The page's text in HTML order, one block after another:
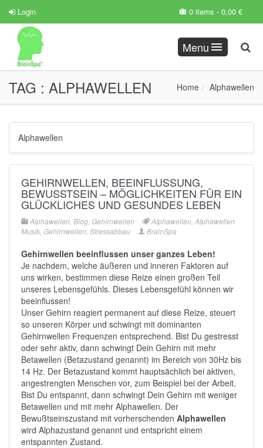
Login 0 items - 0,00 €
Menu
TAG : ALPHAWELLEN Home Alphawellen
Alphawellen
GEHIRNWELLEN, BEEINFLUSSUNG,
BEWUSSTSEIN – MÖGLICHKEITEN FÜR EIN G
LÜCKLICHES UND GESUNDES LEBEN
Alphawellen Blog Gehirnwellen Alphawellen Alphawellen
Musik Gehirnwellen Stressabbau BrainSpa
Gehirnwellen beeinflussen unser ganzes Leben!
Je nachdem, welche äußeren und inneren Faktoren auf
uns wirken, bestimmen diese Reize einen großen Teil
unseres Lebensgefühls. Dieses Lebensgefühl können wir
beeinflussen!
Unser Gehirn reagiert permanent auf diese Reize, steuert
so unseren Körper und schwingt mit dominanten
Gehirnwellen Frequenzen entsprechend. Bist Du gestresst
oder sehr aktiv, dann schwingt Dein Gehirn mit mehr
Betawellen (Betazustand genannt) im Bereich von 30Hz bis
14 Hz. Der Betazustand kommt hauptsächlich bei aktiven,
angestrengten Menschen vor, zum Beispiel bei der Arbeit.
Bist Du entspannt, dann schwingt Dein Gehirn mit weniger
Betawellen und mit mehr Alphawellen. Der
Bewußtseinszustand mit vorherschenden Alphawellen
wird Alphazustand genannt und entspricht einem
entspannten Zustand.